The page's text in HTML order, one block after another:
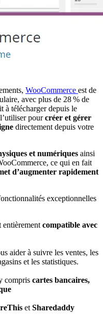
WooCommerce est de
avec plus de 28 % de
à télécharger depuis le
pourcréer et gérer
directement depuis votre
et numériques ainsi
ce qui en fait
d’augmenter rapidement
exceptionnelles
entièrement compatible avec
aider à suivre les ventes, les
et les statistiques.
compris cartes bancaires,
et Sharedaddy